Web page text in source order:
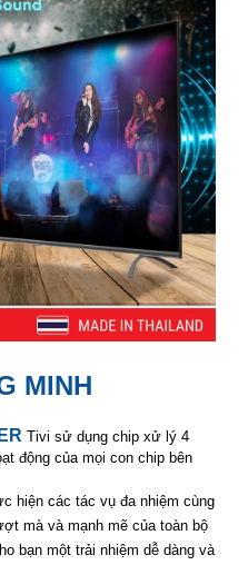
MINH
Tivi sử dụng chip xử lý 4
động của mọi con chip bên
hiện các tác vụ đa nhiệm cùng
mà và mạnh mẽ của toàn bộ
bạn một trải nhiệm dễ dàng và